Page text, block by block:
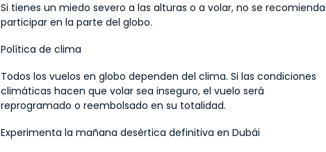
Si tienes un miedo severo a las alturas o a volar, no se recomienda
participar en la parte del globo.
Política de clima
Todos los vuelos en globo dependen del clima. Si las condiciones
climáticas hacen que volar sea inseguro, el vuelo será
reprogramado o reembolsado en su totalidad.
Experimenta la mañana desértica definitiva en Dubái